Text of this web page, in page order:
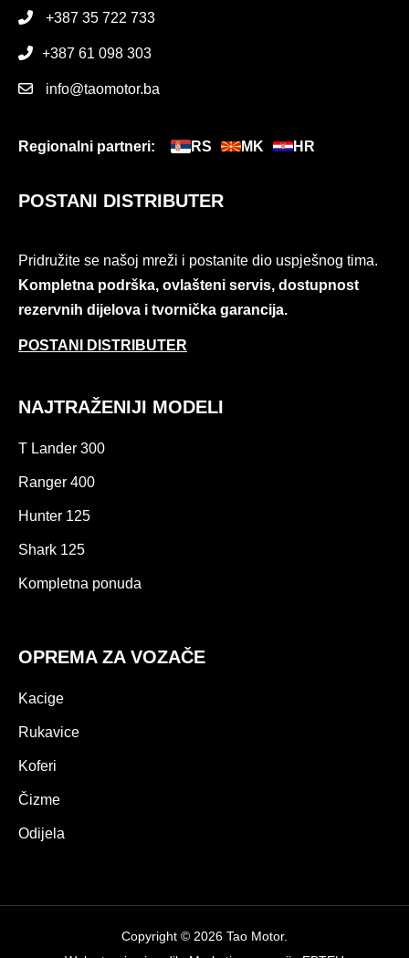
+387 35 722 733
+387 61 098 303
info@taomotor.ba
Regionalni partneri: RS MK HR
POSTANI DISTRIBUTER
Pridružite se našoj mreži i postanite dio uspješnog tima.
Kompletna podrška, ovlašteni servis, dostupnost
rezervnih dijelova i tvornička garancija.
POSTANI DISTRIBUTER
NAJTRAŽENIJI MODELI
T Lander 300
Ranger 400
Hunter 125
Shark 125
Kompletna ponuda
OPREMA ZA VOZAČE
Kacige
Rukavice
Koferi
Čizme
Odijela
Copyright © 2026 Tao Motor.